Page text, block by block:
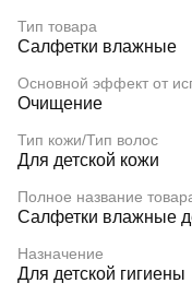
Тип товара
Салфетки влажные
Основной эффект от
Очищение
Тип кожи/Тип волос
Для детской кожи
Полное название
Салфетки влажные
Назначение
Для детской гигиены